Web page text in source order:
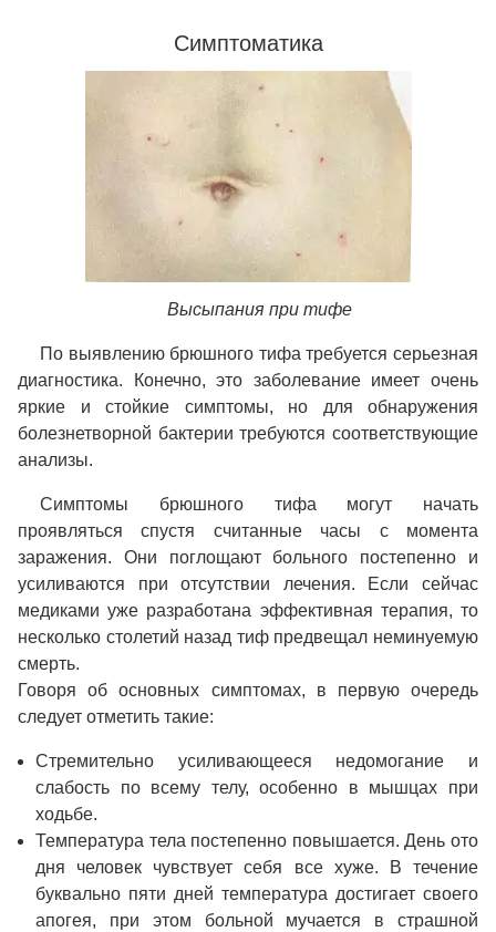
Симптоматика
Высыпания при тифе
По выявлению брюшного тифа требуется серьезная
диагностика. Конечно, это заболевание имеет очень
яркие и стойкие симптомы, но для обнаружения
болезнетворной бактерии требуются соответствующие
анализы.
Симптомы брюшного тифа могут начать
проявляться спустя считанные часы с момента
заражения. Они поглощают больного постепенно и
усиливаются при отсутствии лечения. Если сейчас
медиками уже разработана эффективная терапия, то
несколько столетий назад тиф предвещал неминуемую
смерть.
Говоря об основных симптомах, в первую очередь
следует отметить такие:
Стремительно усиливающееся недомогание и
слабость по всему телу, особенно в мышцах при
ходьбе.
Температура тела постепенно повышается. День ото
дня человек чувствует себя все хуже. В течение
буквально пяти дней температура достигает своего
апогея, при этом больной мучается в страшной